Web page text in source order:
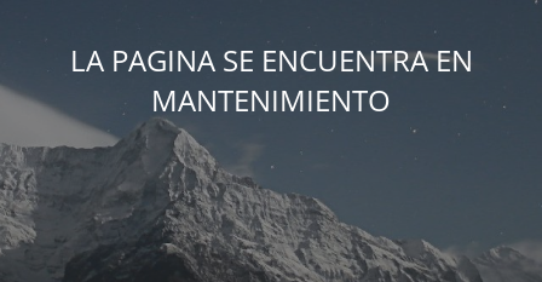
LA PAGINA SE ENCUENTRA EN
MANTENIMIENTO